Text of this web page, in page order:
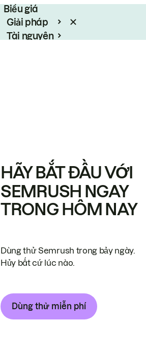
Biểu giá
Giải pháp
Tài nguyên
HÃY BẮT ĐẦU VỚI
SEMRUSH NGAY
TRONG HÔM NAY
Dùng thử Semrush trong bảy ngày.
Hủy bất cứ lúc nào.
Dùng thử miễn phí